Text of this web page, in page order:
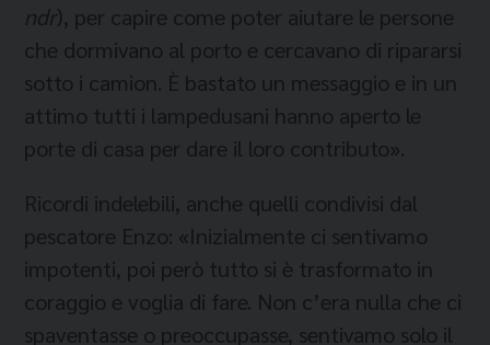
ndr), per capire come poter aiutare le persone
che dormivano al porto e cercavano di ripararsi
sotto i camion. È bastato un messaggio e in un
attimo tutti i lampedusani hanno aperto le
porte di casa per dare il loro contributo».
Ricordi indelebili, anche quelli condivisi dal
pescatore Enzo: «Inizialmente ci sentivamo
impotenti, poi però tutto si è trasformato in
coraggio e voglia di fare. Non c’era nulla che ci
spaventasse o preoccupasse, sentivamo solo il